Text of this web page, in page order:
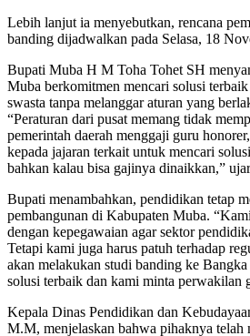
Lebih lanjut ia menyebutkan, rencana
banding dijadwalkan pada Selasa, 18
Bupati Muba H M Toha Tohet SH
Muba berkomitmen mencari solusi
swasta tanpa melanggar aturan yang
“Peraturan dari pusat memang tidak
pemerintah daerah menggaji guru
kepada jajaran terkait untuk mencari
bahkan kalau bisa gajinya dinaikkan,”
Bupati menambahkan, pendidikan tetap
pembangunan di Kabupaten Muba.
dengan kepegawaian agar sektor
Tetapi kami juga harus patuh terhadap
akan melakukan studi banding ke
solusi terbaik dan kami minta perwakilan
Kepala Dinas Pendidikan dan
M.M, menjelaskan bahwa pihaknya telah